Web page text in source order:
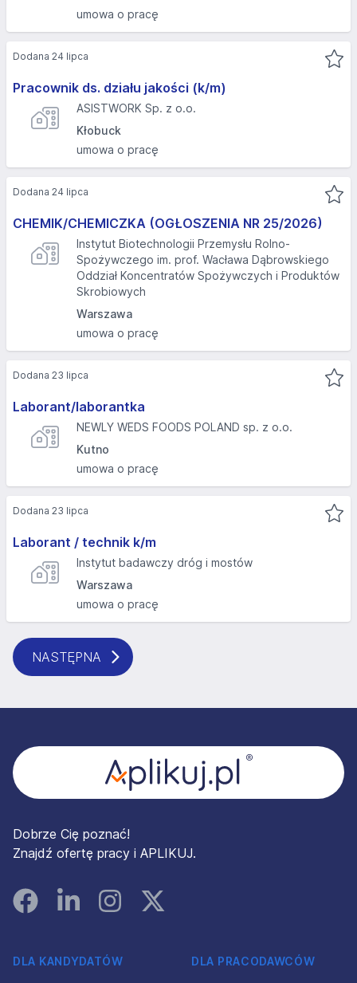
umowa o pracę
Pracownik ds. działu jakości (k/m)
ASISTWORK Sp. z o.o.
Kłobuck
umowa o pracę
Dodana 24 lipca
CHEMIK/CHEMICZKA (OGŁOSZENIA NR 25/2026)
Instytut Biotechnologii Przemysłu Rolno-
Spożywczego im. prof. Wacława Dąbrowskiego
Oddział Koncentratów Spożywczych i Produktów
Skrobiowych
Warszawa
umowa o pracę
Dodana 24 lipca
Laborant/laborantka
NEWLY WEDS FOODS POLAND sp. z o.o.
Kutno
umowa o pracę
Dodana 23 lipca
Laborant / technik k/m
Instytut badawczy dróg i mostów
Warszawa
umowa o pracę
Dodana 23 lipca
NASTĘPNA
Dobrze Cię poznać!
Znajdź ofertę pracy i APLIKUJ.
FacebookLinked InInstagramInstagram
DLA KANDYDATÓW DLA PRACODAWCÓW